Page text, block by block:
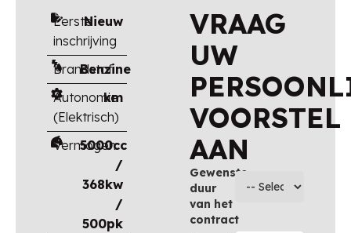
Eerste
inschrijving
Nieuw
Brandstof
Benzine
Autonomie
(Elektrisch)
km
Vermogen
5000cc
/
368kw
/
500pk
VRAAG
UW
VOORSTEL
AAN
Gewenste
duur
van het
contract